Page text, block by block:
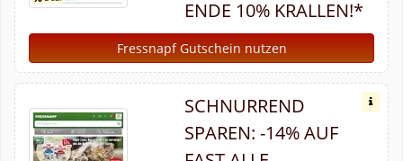
ENDE 10% KRALLEN!*
Fressnapf Gutschein nutzen
SCHNURREND
SPAREN: -14% AUF